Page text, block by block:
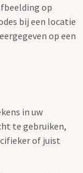
op
bij een locatie
op een
in uw
te gebruiken,
of juist